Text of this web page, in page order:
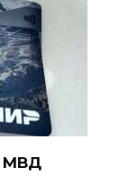
МВД